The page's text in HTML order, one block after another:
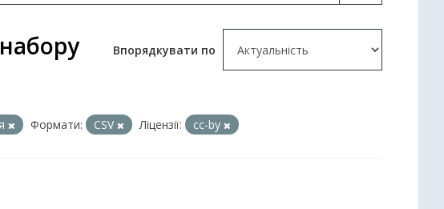
Впорядкувати по
Формати: CSV Ліцензії: cc-by